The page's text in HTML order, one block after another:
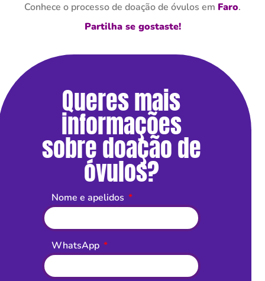
Conhece o processo de doação de óvulos em Faro.
Partilha se gostaste!
Queres mais
informações
sobre doação de
óvulos?
Nome e apelidos
WhatsApp